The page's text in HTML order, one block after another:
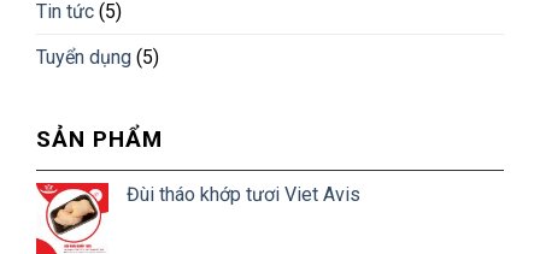
Tin tức (5)
Tuyển dụng (5)
SẢN PHẨM
Đùi tháo khớp tươi Viet Avis